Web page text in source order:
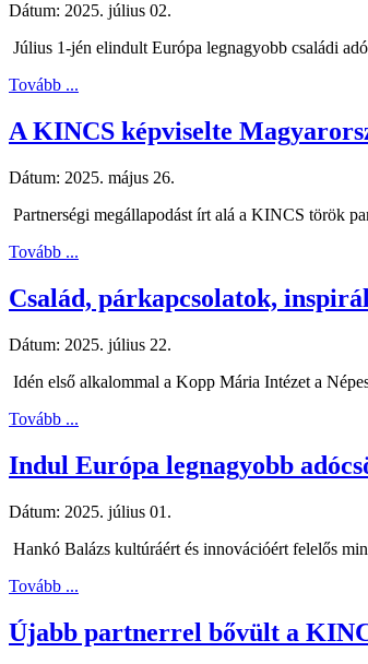
Dátum: 2025. július 02.
Július 1-jén elindult Európa legnagyobb családi
Tovább ...
A KINCS képviselte
Dátum: 2025. május 26.
Partnerségi megállapodást írt alá a KINCS török
Tovább ...
Család, párkapcsolatok,
Dátum: 2025. július 22.
Idén első alkalommal a Kopp Mária Intézet a
Tovább ...
Indul Európa legnagyobb
Dátum: 2025. július 01.
Hankó Balázs kultúráért és innovációért felelős
Tovább ...
Újabb partnerrel bővült a